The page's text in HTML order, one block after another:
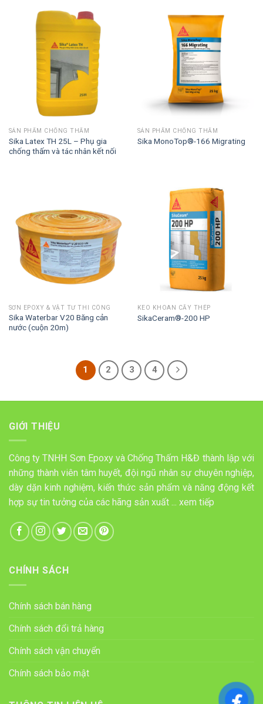
SẢN PHẨM CHỐNG THẤM
Sika Latex TH 25L – Phụ gia
chống thấm và tác nhân kết nối
SẢN PHẨM CHỐNG THẤM
Sika MonoTop®-166 Migrating
SƠN EPOXY & VẬT TƯ THI CÔNG
Sika Waterbar V20 Băng cản
nước (cuộn 20m)
KEO KHOAN CẤY THÉP
SikaCeram®-200 HP
1 2 3 4
GIỚI THIỆU
Công ty TNHH Sơn Epoxy và Chống Thấm H&Đ thành lập với
những thành viên tâm huyết, đội ngũ nhân sự chuyên nghiệp,
dày dặn kinh nghiệm, kiến thức sản phẩm và năng động kết
hợp sự tin tưởng của các hãng sản xuất ... xem tiếp
CHÍNH SÁCH
Chính sách bán hàng
Chính sách đổi trả hàng
Chính sách vận chuyển
Chính sách bảo mật